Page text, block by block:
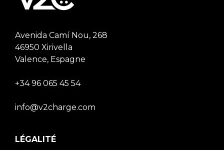
Avenida Camí Nou, 268
46950 Xirivella
Valence, Espagne
+34 96 065 45 54
info@v2charge.com
LÉGALITÉ